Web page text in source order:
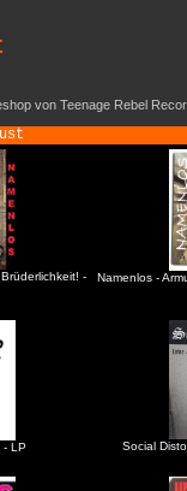
von Teenage Rebel
-
Namenlos -
- LP
Social